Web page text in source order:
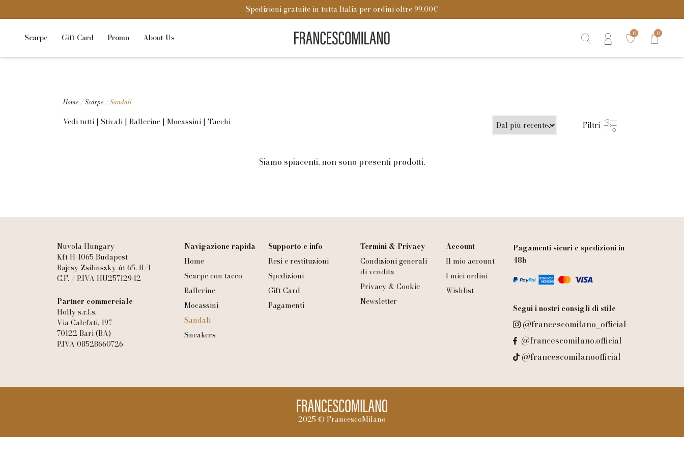
Spedizioni gratuite in tutta Italia per ordini oltre 99.00€
Scarpe Gift Card Promo About Us 0 0
Home /Scarpe / Sandali
Vedi tutti | Stivali | Ballerine | Mocassini | Tacchi Filtri
Siamo spiacenti, non sono presenti prodotti.
Nuvola Hungary
Kft H-1065 Budapest
Bajcsy-Zsilinszky út 65. II/1
C.F. / P.IVA HU25712942
Partner commerciale
Holly s.r.l.s.
Via Calefati, 197
70122 Bari (BA)
P.IVA 08528660726
Navigazione rapida
Home
Scarpe con tacco
Ballerine
Mocassini
Sandali
Sneakers
Supporto e info
Resi e restituzioni
Spedizioni
Gift Card
Pagamenti
Termini & Privacy
Condizioni generali
di vendita
Privacy & Cookie
Newsletter
Account
Il mio account
I miei ordini
Wishlist
Pagamenti sicuri e spedizioni in
48h
Segui i nostri consigli di stile
@francescomilano_official
@francescomilano.official
@francescomilanoofficial
2025 © FrancescoMilano